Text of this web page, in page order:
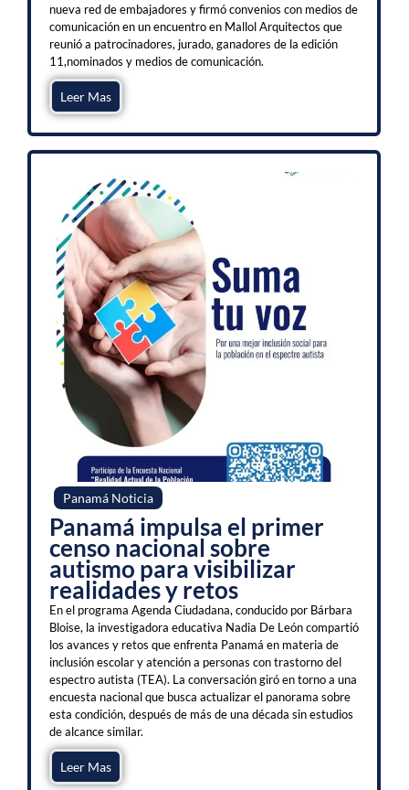
nueva red de embajadores y firmó convenios con medios de
comunicación en un encuentro en Mallol Arquitectos que
reunió a patrocinadores, jurado, ganadores de la edición
11,nominados y medios de comunicación.
Leer Mas
Panamá Noticia
Panamá impulsa el primer
censo nacional sobre
autismo para visibilizar
realidades y retos
En el programa Agenda Ciudadana, conducido por Bárbara
Bloise, la investigadora educativa Nadia De León compartió
los avances y retos que enfrenta Panamá en materia de
inclusión escolar y atención a personas con trastorno del
espectro autista (TEA). La conversación giró en torno a una
encuesta nacional que busca actualizar el panorama sobre
esta condición, después de más de una década sin estudios
de alcance similar.
Leer Mas